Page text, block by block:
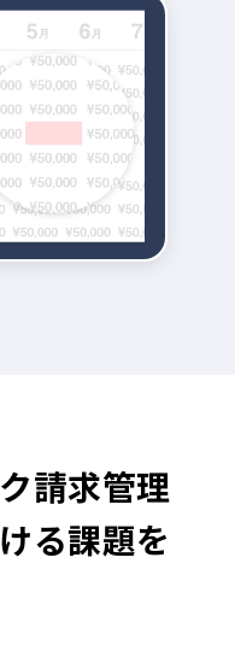
請求管理
る課題を